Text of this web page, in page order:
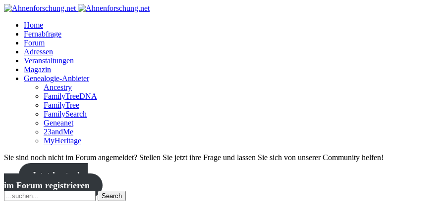
Home
Fernabfrage
Forum
Adressen
Veranstaltungen
Magazin
Genealogie-Anbieter
Ancestry
FamilyTreeDNA
FamilyTree
FamilySearch
Geneanet
23andMe
MyHeritage
Sie sind noch nicht im Forum angemeldet? Stellen Sie jetzt ihre Frage und lassen Sie sich von unserer Community helfen!
Jetzt kostenlos
im Forum registrieren
Search